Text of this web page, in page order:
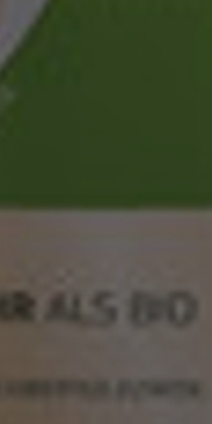
4.0“
und bio-
um Verbrauchern
besondere,
ins Leben
und Bio-Qualität zu
wertvollen Beitrag
sind wesentlicher
AG